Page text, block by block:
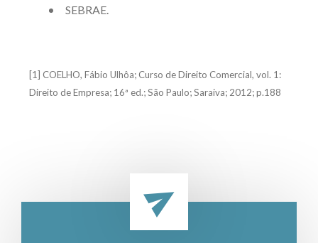
SEBRAE
[1] COELHO, Fábio Ulhôa; Curso de Direito Comercial, vol. 1:
Direito de Empresa; 16ª ed.; São Paulo; Saraiva; 2012; p.188